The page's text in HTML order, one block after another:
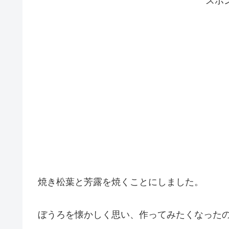
焼き松葉と芳露を焼くことにしました。
ぼうろを懐かしく思い、作ってみたくなったの